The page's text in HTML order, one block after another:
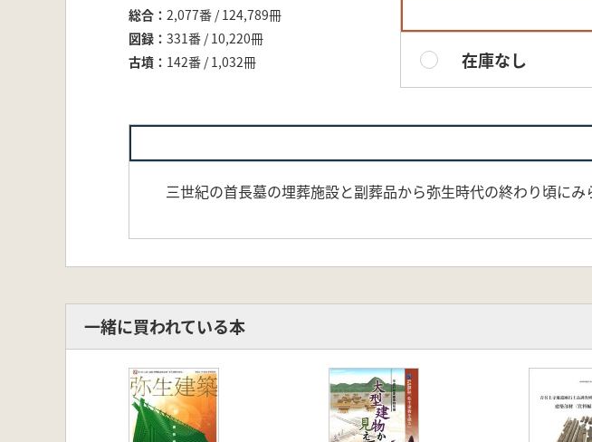
総合
2,077番 / 124,789冊
図録
331番 / 10,220冊
古墳
142番 / 1,032冊 在庫なし
三世紀の首長墓の埋葬施設と副葬品から弥生時代の終わり頃に
一緒に買われている本